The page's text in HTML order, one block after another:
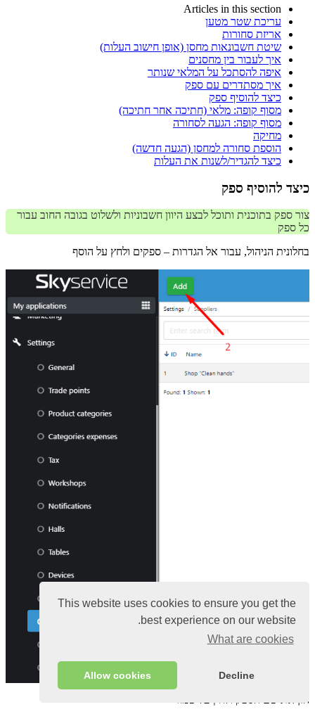
This website uses cookies to ensure you get the
best experience on our website.
What are cookies
Decline
Allow cookies
Articles in this section
עריכת שטר מטען
אריזת סחורות
שיטת חשבונאות מחסן (אופן חישוב העלות)
איך לעבור בין מחסנים
איפה להסתכל על המלאי שנותר
איך מסתדרים עם ספק
כיצד להוסיף ספק
מסוף קופה: מלאי (חתיכה אחר חתיכה)
מסוף קופה: הגעה לסחורה
מחיקה
הוספת סחורה למחסן (הגעה חדשה)
כיצד להגדיר/לשנות את העלות
כיצד להוסיף ספק
צור ספק בתוכנית ותוכל לבצע היוון חשבוניות ולשלוט בגובה החוב עבור
כל ספק
בחלונית הניהול, עבור אל הגדרות – ספקים ולחץ על הוסף
הזן את שם הספק ולחץ על שמור